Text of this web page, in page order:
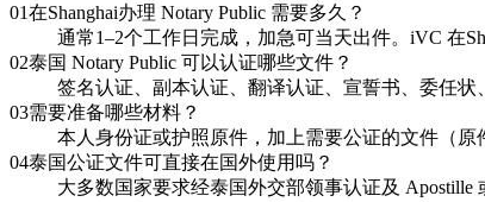
01在Shanghai办理 Notary Public 需要多久？
通常1–2个工作日完成，加急可当天出件。iVC 在
02泰国 Notary Public 可以认证哪些文件？
签名认证、副本认证、翻译认证、宣誓书、委任
03需要准备哪些材料？
本人身份证或护照原件，加上需要公证的文件（
04泰国公证文件可直接在国外使用吗？
大多数国家要求经泰国外交部领事认证及